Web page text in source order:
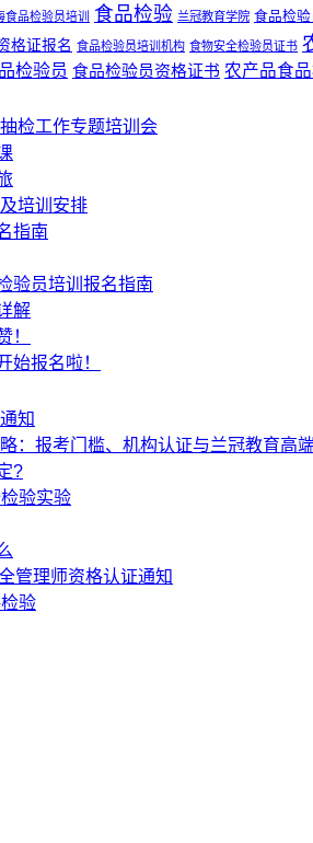
食品检验员培训 食品检验 兰冠教育学院 食品检验
格证报名 食品检验员培训机构 食物安全检验员证书
检验员 食品检验员资格证书 农产品食
检工作专题培训会
培训安排
指南
验员培训报名指南
解
！
始报名啦！
知
：报考门槛、机构认证与兰冠教育高
?
验实验
管理师资格认证通知
验